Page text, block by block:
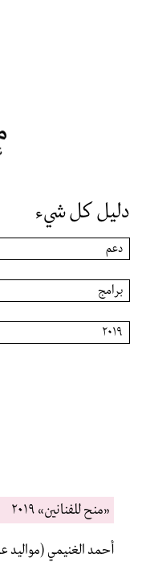
دليل كل شيء
دعم
برامج
٢٠١٩
«منح للفنانين» ٢٠١٩